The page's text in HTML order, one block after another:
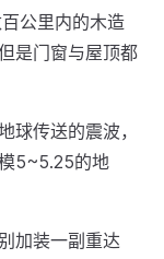
公里内的木造
是门窗与屋顶都
球传送的震波，
5~5.25的地
加装一副重达